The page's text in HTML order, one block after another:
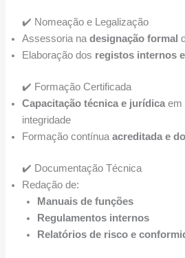
✔️ Nomeação e Legalização
Assessoria nadesignação formal
Elaboração dos registos internos
✔️ Formação Certificada
Capacitação técnica e jurídicaem
integridade
Formação contínuaacreditada e
✔️ Documentação Técnica
Redação de:
Manuais de funções
Regulamentos internos
Relatórios de risco e